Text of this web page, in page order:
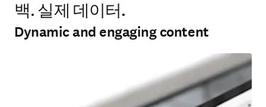
백. 실제 데이터.
Dynamic and engaging content